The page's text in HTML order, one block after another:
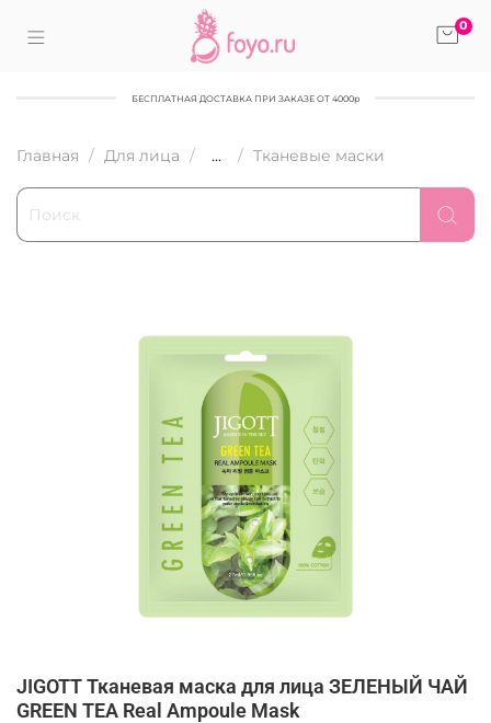
0
БЕСПЛАТНАЯ ДОСТАВКА ПРИ ЗАКАЗЕ ОТ 4000р
Главная Для лица ... Тканевые маски
JIGOTT Тканевая маска для лица ЗЕЛЕНЫЙ ЧАЙ
GREEN TEA Real Ampoule Mask